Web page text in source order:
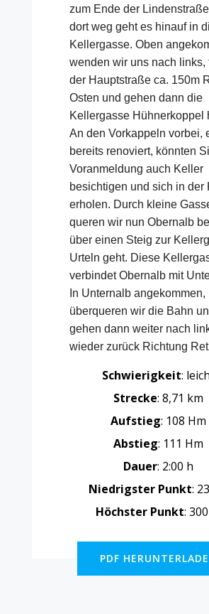
zum Ende der
dort weg geht es hinauf in
Kellergasse. Oben
wenden wir uns nach links,
der Hauptstraße ca. 150m
Osten und gehen dann die
Kellergasse Hühnerkoppel
An den Vorkappeln vorbei,
bereits renoviert, könnten
Voranmeldung auch Keller
besichtigen und sich in der
erholen. Durch kleine
queren wir nun Obernalb
über einen Steig zur
Urteln geht. Diese
verbindet Obernalb mit
In Unternalb angekommen,
überqueren wir die Bahn
gehen dann weiter nach
wieder zurück Richtung
Schwierigkeit:
Strecke: 8,71 km
Aufstieg: 108 Hm
Abstieg: 111 Hm
Dauer: 2:00 h
Niedrigster Punkt:
Höchster Punkt:
PDF